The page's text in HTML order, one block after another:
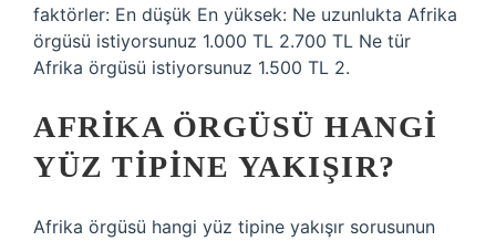
faktörler: En düşük En yüksek: Ne uzunlukta Afrika
örgüsü istiyorsunuz 1.000 TL 2.700 TL Ne tür
Afrika örgüsü istiyorsunuz 1.500 TL 2.
AFRIKA ÖRGÜSÜ HANGI
YÜZ TIPINE YAKIŞIR?
Afrika örgüsü hangi yüz tipine yakışır sorusunun